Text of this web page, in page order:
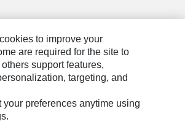
to improve your
are required for the site to
support features,
targeting, and
your preferences anytime using